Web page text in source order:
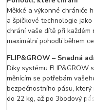
Měkké a výkonné chrániče
a špičkové technologie
chrání vaše dítě při
maximální pohodlí během
FLIP&GROW – Snadná
Díky systému FLIP&GROW
měnícím se potřebám
bezpečnostního pásu,
do 22 kg, až po 3bodový